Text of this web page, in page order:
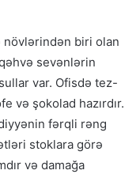
növlərindən biri olan
sevənlərin
var. Ofisdə tez-
və şokolad hazırdır.
fərqli rəng
stoklara görə
və damağa